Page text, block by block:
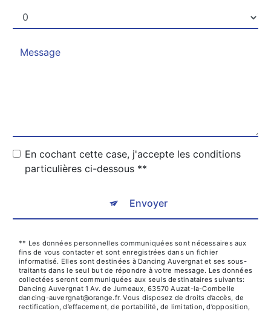
En cochant cette case, j'accepte les conditions
particulières ci-dessous **
Envoyer
** Les données personnelles communiquées sont nécessaires aux
fins de vous contacter et sont enregistrées dans un fichier
informatisé. Elles sont destinées à Dancing Auvergnat et ses sous-
traitants dans le seul but de répondre à votre message. Les données
collectées seront communiquées aux seuls destinataires suivants:
Dancing Auvergnat 1 Av. de Jumeaux, 63570 Auzat-la-Combelle
dancing-auvergnat@orange.fr. Vous disposez de droits d’accès, de
rectification, d’effacement, de portabilité, de limitation, d’opposition,